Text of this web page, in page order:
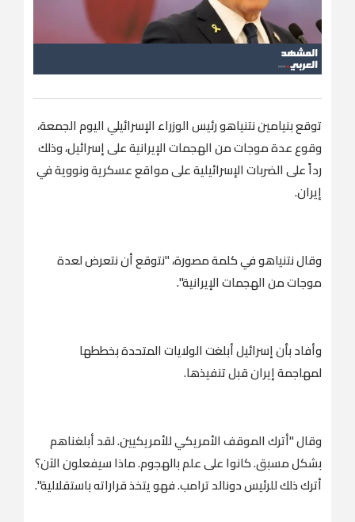
توقع بنيامين نتنياهو رئيس الوزراء الإسرائيلي اليوم الجمعة،
وقوع عدة موجات من الهجمات الإيرانية على إسرائيل، وذلك
رداً على الضربات الإسرائيلية على مواقع عسكرية ونووية في
إيران.
وقال نتنياهو في كلمة مصورة، "نتوقع أن نتعرض لعدة
موجات من الهجمات الإيرانية".
وأفاد بأن إسرائيل أبلغت الولايات المتحدة بخططها
لمهاجمة إيران قبل تنفيذها.
وقال "أترك الموقف الأمريكي للأمريكيين. لقد أبلغناهم
بشكل مسبق. كانوا على علم بالهجوم. ماذا سيفعلون الآن؟
أترك ذلك للرئيس دونالد ترامب. فهو يتخذ قراراته باستقلالية".